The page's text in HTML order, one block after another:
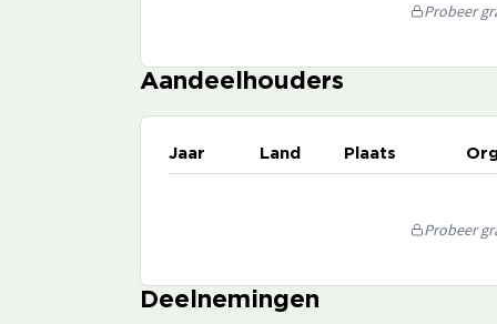
Probeer
Aandeelhouders
Jaar Land Plaats
Probeer
Deelnemingen